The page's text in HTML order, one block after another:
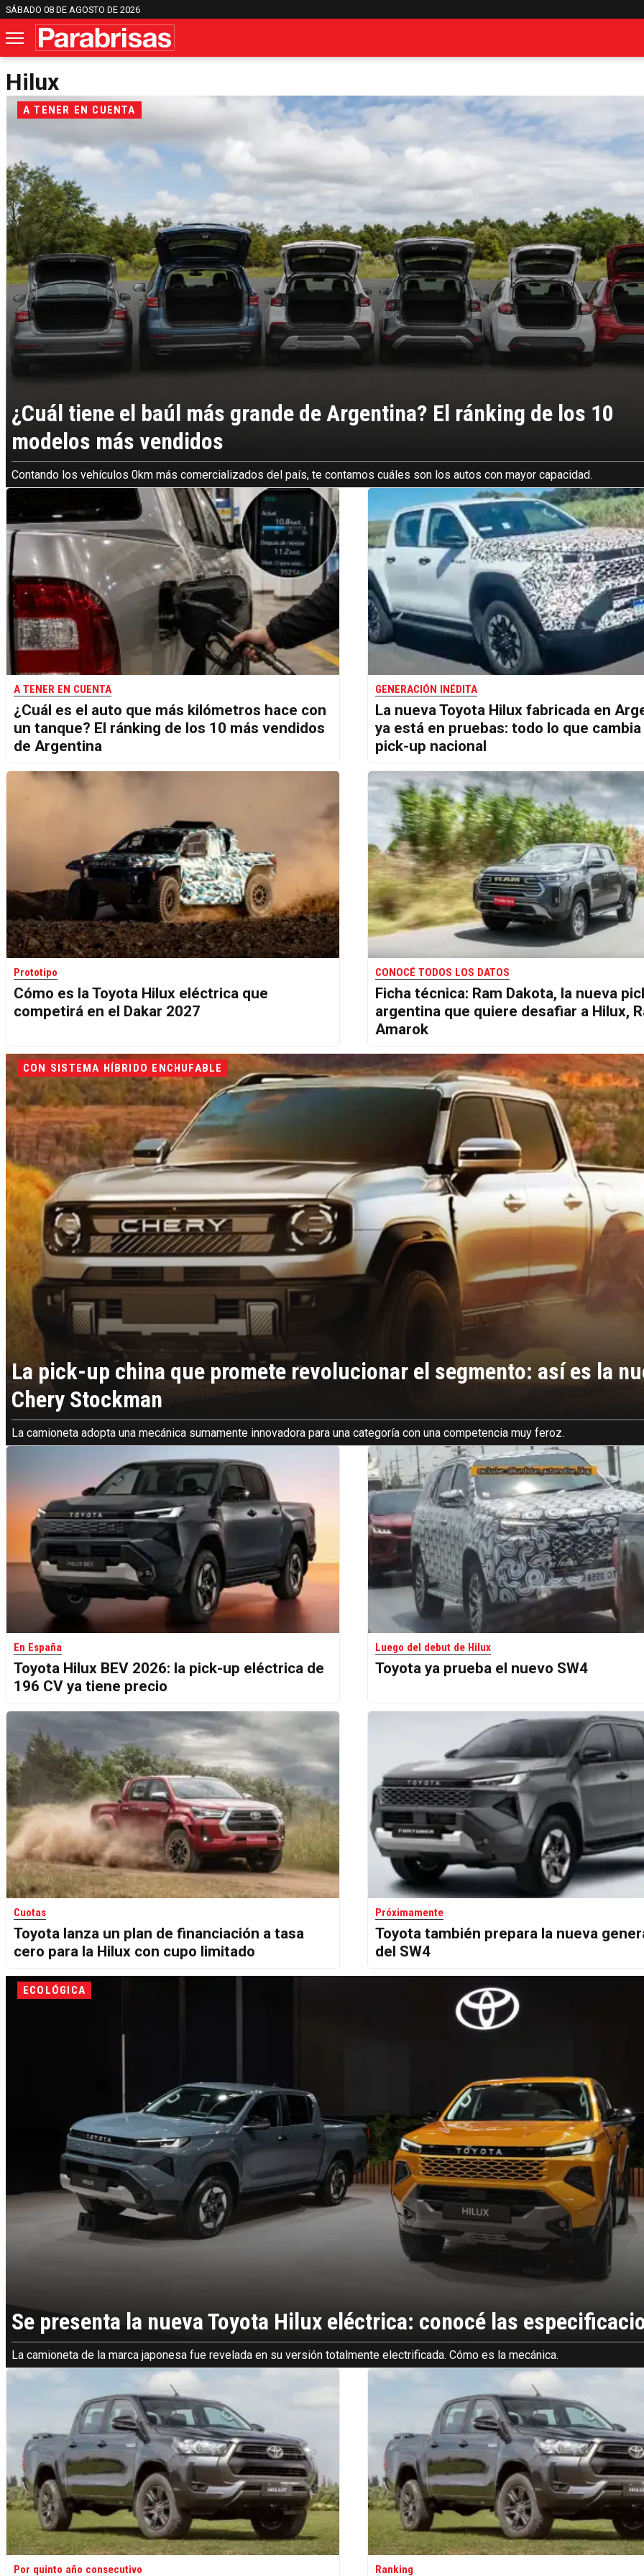
SÁBADO 08 DE AGOSTO DE 2026
Hilux
A TENER EN CUENTA
¿Cuál tiene el baúl más grande de Argentina? El ránking de los 10
modelos más vendidos
Contando los vehículos 0km más comercializados del país, te contamos cuáles son los autos con mayor capacidad.
A TENER EN CUENTA
¿Cuál es el auto que más kilómetros hace con
un tanque? El ránking de los 10 más vendidos
de Argentina
GENERACIÓN INÉDITA
La nueva Toyota Hilux fabricada en
ya está en pruebas: todo lo que cambia
pick-up nacional
Prototipo
Cómo es la Toyota Hilux eléctrica que
competirá en el Dakar 2027
CONOCÉ TODOS LOS DATOS
Ficha técnica: Ram Dakota, la nueva
argentina que quiere desafiar a Hilux,
Amarok
CON SISTEMA HÍBRIDO ENCHUFABLE
La pick-up china que promete revolucionar el segmento: así es la
Chery Stockman
La camioneta adopta una mecánica sumamente innovadora para una categoría con una competencia muy feroz.
En España
Toyota Hilux BEV 2026: la pick-up eléctrica de
196 CV ya tiene precio
Luego del debut de Hilux
Toyota ya prueba el nuevo SW4
Cuotas
Toyota lanza un plan de financiación a tasa
cero para la Hilux con cupo limitado
Próximamente
Toyota también prepara la nueva
del SW4
ECOLÓGICA
Se presenta la nueva Toyota Hilux eléctrica: conocé las
La camioneta de la marca japonesa fue revelada en su versión totalmente electrificada. Cómo es la mecánica.
Por quinto año consecutivo Ranking